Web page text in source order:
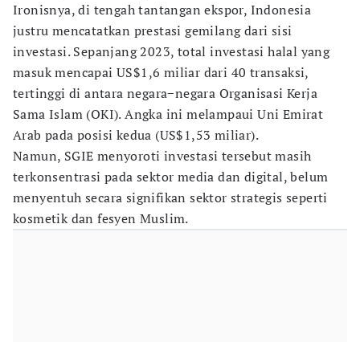
Ironisnya, di tengah tantangan ekspor, Indonesia
justru mencatatkan prestasi gemilang dari sisi
investasi. Sepanjang 2023, total investasi halal yang
masuk mencapai US$1,6 miliar dari 40 transaksi,
tertinggi di antara negara−negara Organisasi Kerja
Sama Islam (OKI). Angka ini melampaui Uni Emirat
Arab pada posisi kedua (US$1,53 miliar).
Namun, SGIE menyoroti investasi tersebut masih
terkonsentrasi pada sektor media dan digital, belum
menyentuh secara signifikan sektor strategis seperti
kosmetik dan fesyen Muslim.